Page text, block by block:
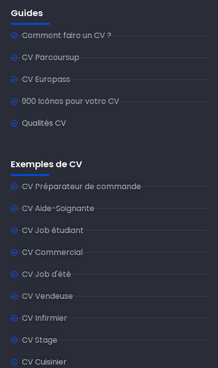
Guides
Comment faire un CV ?
CV Parcoursup
CV Europass
900 Icônes pour votre CV
Qualités CV
Exemples de CV
CV Préparateur de commande
CV Aide-Soignante
CV Job étudiant
CV Commercial
CV Job d'été
CV Vendeuse
CV Infirmier
CV Stage
CV Cuisinier